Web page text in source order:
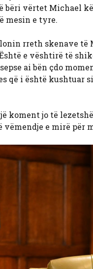
bëri vërtet Michael
mesin e tyre.
rreth skenave
e vështirë të
ai bën çdo
që i është kushtuar
koment jo të
vëmendje e mirë për